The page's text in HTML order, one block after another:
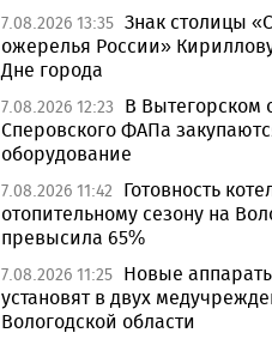
7.08.2026 13:35 Знак столицы
ожерелья России»
Дне города
7.08.2026 12:23
В Вытегорском
Сперовского ФАПа
оборудование
7.08.2026 11:42
Готовность
отопительному сезону на
превысила 65%
7.08.2026 11:25 Новые
установят в двух
Вологодской области